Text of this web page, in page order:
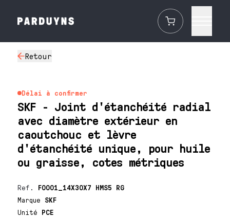
Retour
Délai à confirmer
SKF - Joint d'étanchéité radial
avec diamètre extérieur en
caoutchouc et lèvre
d'étanchéité unique, pour huile
ou graisse, cotes métriques
Ref. F0001_14X30X7 HMS5 RG
Marque SKF
Unité PCE